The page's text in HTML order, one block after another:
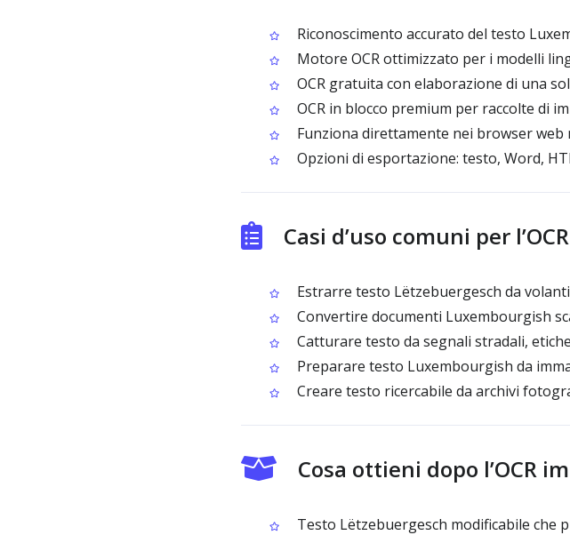
Riconoscimento accurato del testo
Motore OCR ottimizzato per i modelli
OCR gratuita con elaborazione di una
OCR in blocco premium per raccolte di
Funziona direttamente nei browser web
Opzioni di esportazione: testo, Word,
Casi d’uso comuni per
Estrarre testo Lëtzebuergesch da
Convertire documenti Luxembourgish
Catturare testo da segnali stradali,
Preparare testo Luxembourgish da
Creare testo ricercabile da archivi
Cosa ottieni dopo l’OCR
Testo Lëtzebuergesch modificabile che